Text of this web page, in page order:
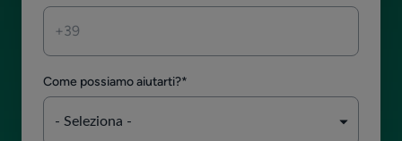
Come possiamo aiutarti?*